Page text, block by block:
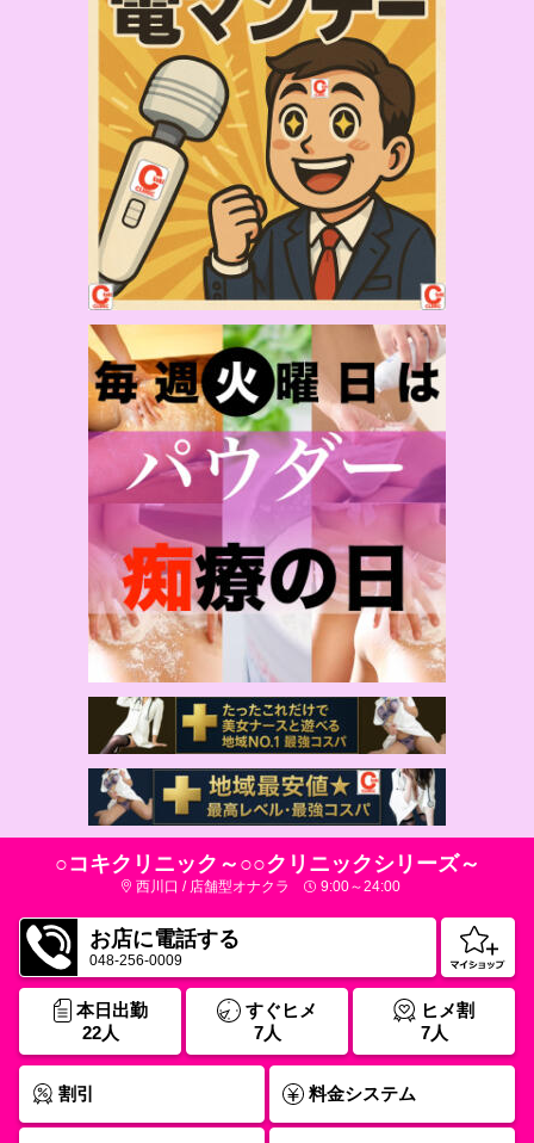
○コキクリニック～○○クリニックシリーズ～
西川口 / 店舗型オナクラ 9:00～24:00
お店に電話する
048-256-0009
本日出勤
22人
すぐヒメ
7人
ヒメ割
7人
割引 料金システム